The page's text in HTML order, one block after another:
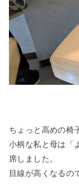
ちょっと高めの椅
小柄な私と母は「
席しました。
目線が高くなるの